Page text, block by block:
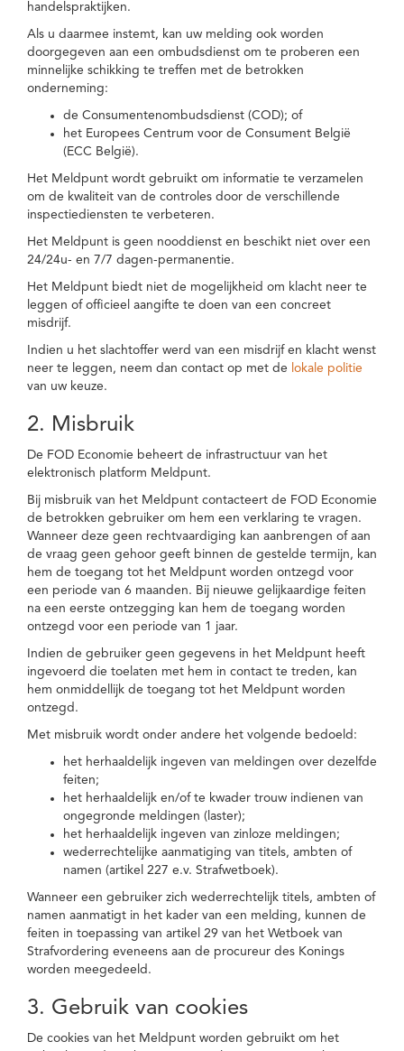
handelspraktijken.
Als u daarmee instemt, kan uw melding ook worden
doorgegeven aan een ombudsdienst om te proberen een
minnelijke schikking te treffen met de betrokken
onderneming:
de Consumentenombudsdienst (COD); of
het Europees Centrum voor de Consument België
(ECC België).
Het Meldpunt wordt gebruikt om informatie te verzamelen
om de kwaliteit van de controles door de verschillende
inspectiediensten te verbeteren.
Het Meldpunt is geen nooddienst en beschikt niet over een
24/24u- en 7/7 dagen-permanentie.
Het Meldpunt biedt niet de mogelijkheid om klacht neer te
leggen of officieel aangifte te doen van een concreet
misdrijf.
Indien u het slachtoffer werd van een misdrijf en klacht wenst
neer te leggen, neem dan contact op met de lokale politie
van uw keuze.
2. Misbruik
De FOD Economie beheert de infrastructuur van het
elektronisch platform Meldpunt.
Bij misbruik van het Meldpunt contacteert de FOD Economie
de betrokken gebruiker om hem een verklaring te vragen.
Wanneer deze geen rechtvaardiging kan aanbrengen of aan
de vraag geen gehoor geeft binnen de gestelde termijn, kan
hem de toegang tot het Meldpunt worden ontzegd voor
een periode van 6 maanden. Bij nieuwe gelijkaardige feiten
na een eerste ontzegging kan hem de toegang worden
ontzegd voor een periode van 1 jaar.
Indien de gebruiker geen gegevens in het Meldpunt heeft
ingevoerd die toelaten met hem in contact te treden, kan
hem onmiddellijk de toegang tot het Meldpunt worden
ontzegd.
Met misbruik wordt onder andere het volgende bedoeld:
het herhaaldelijk ingeven van meldingen over dezelfde
feiten;
het herhaaldelijk en/of te kwader trouw indienen van
ongegronde meldingen (laster);
het herhaaldelijk ingeven van zinloze meldingen;
wederrechtelijke aanmatiging van titels, ambten of
namen (artikel 227 e.v. Strafwetboek).
Wanneer een gebruiker zich wederrechtelijk titels, ambten of
namen aanmatigt in het kader van een melding, kunnen de
feiten in toepassing van artikel 29 van het Wetboek van
Strafvordering eveneens aan de procureur des Konings
worden meegedeeld.
3. Gebruik van cookies
De cookies van het Meldpunt worden gebruikt om het